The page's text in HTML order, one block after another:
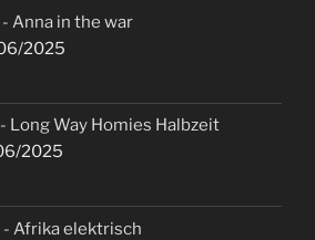
Anna in the war
2025
Long Way Homies Halbzeit
2025
- Afrika elektrisch